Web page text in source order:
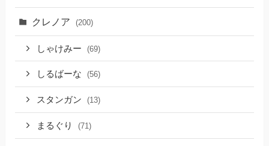
クレノア (200)
しゃけみー (69)
しるばーな (56)
スタンガン (13)
まるぐり (71)